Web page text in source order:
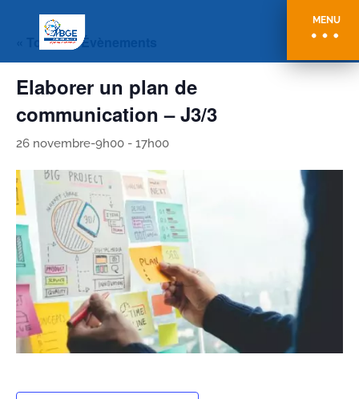
MENU
« Tous les Évènements
Elaborer un plan de
communication – J3/3
26 novembre-9h00 - 17h00